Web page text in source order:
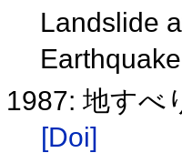
Landslide
Earthquake
1987: 地すべ
[Doi]